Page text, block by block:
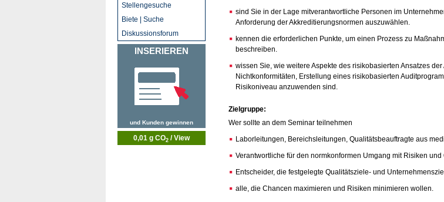
sind Sie in der Lage mitverantwortliche Personen im
Anforderung der Akkreditierungsnormen auszuwählen.
kennen die erforderlichen Punkte, um einen Prozess zu
beschreiben.
wissen Sie, wie weitere Aspekte des risikobasierten Ansatzes
Nichtkonformitäten, Erstellung eines risikobasierten
Risikoniveau anzuwenden sind.
Zielgruppe:
Wer sollte an dem Seminar teilnehmen
Laborleitungen, Bereichsleitungen, Qualitätsbeauftragte aus
Verantwortliche für den normkonformen Umgang mit Risiken
Entscheider, die festgelegte Qualitätsziele- und
alle, die Chancen maximieren und Risiken minimieren wollen.
Stellengesuche
Biete | Suche
Diskussionsforum
INSERIEREN
und Kunden gewinnen
0,01 g CO2 / View